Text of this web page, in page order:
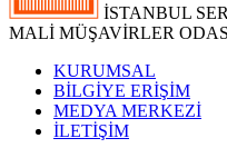
İSTANBUL
MALİ MÜŞAVİRLER
KURUMSAL
BİLGİYE ERİŞİM
MEDYA MERKEZİ
İLETİŞİM